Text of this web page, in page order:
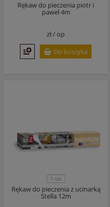
Rękaw do pieczenia piotr i
paweł 4m
zł /op
Do koszyka
1 szt
Rękaw do pieczenia z ucinarką
Stella 12m